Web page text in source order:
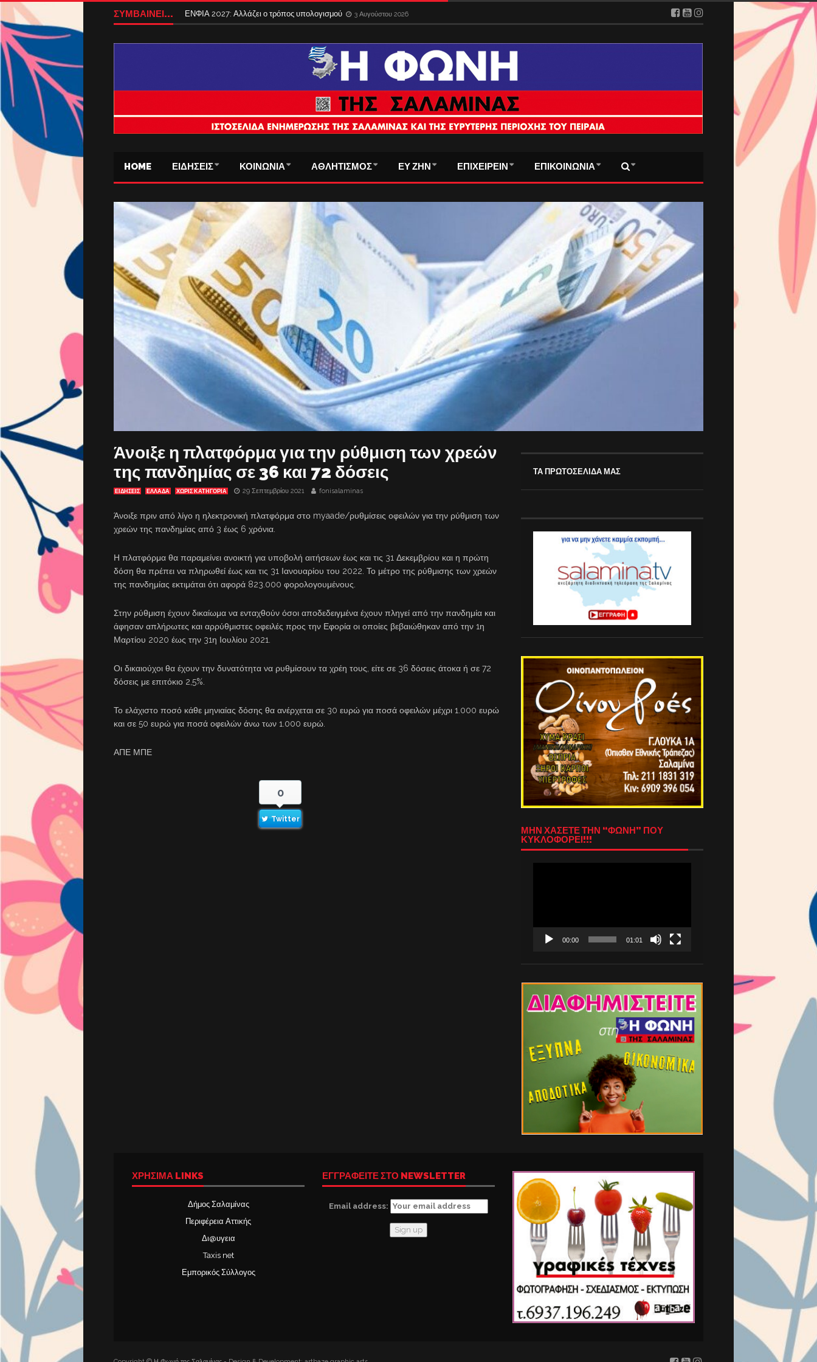
ΣΥΜΒΑΙΝΕΙ... ΕΝΦΙΑ 2027: Αλλάζει ο τρόπος υπολογισμού 3 Αυγούστου 2026
HOME ΕΙΔΗΣΕΙΣ ΚΟΙΝΩΝΙΑ ΑΘΛΗΤΙΣΜΟΣ ΕΥ ΖΗΝ ΕΠΙΧΕΙΡΕΙΝ ΕΠΙΚΟΙΝΩΝΙΑ
Άνοιξε η πλατφόρμα για την ρύθμιση των χρεών
της πανδημίας σε 36 και 72 δόσεις
ΕΙΔΗΣΕΙΣ ΕΛΛΑΔΑ ΧΩΡΊΣ ΚΑΤΗΓΟΡΊΑ 29 Σεπτεμβρίου 2021 fonisalaminas
Άνοιξε πριν από λίγο η ηλεκτρονική πλατφόρμα στο myaade/ρυθμίσεις οφειλών για την ρύθμιση των
χρεών της πανδημίας από 3 έως 6 χρόνια.
Η πλατφόρμα θα παραμείνει ανοικτή για υποβολή αιτήσεων έως και τις 31 Δεκεμβρίου και η πρώτη
δόση θα πρέπει να πληρωθεί έως και τις 31 Ιανουαρίου του 2022. Το μέτρο της ρύθμισης των χρεών
της πανδημίας εκτιμάται ότι αφορά 823.000 φορολογουμένους.
Στην ρύθμιση έχουν δικαίωμα να ενταχθούν όσοι αποδεδειγμένα έχουν πληγεί από την πανδημία και
άφησαν απλήρωτες και αρρύθμιστες οφειλές προς την Εφορία οι οποίες βεβαιώθηκαν από την 1η
Μαρτίου 2020 έως την 31η Ιουλίου 2021.
Οι δικαιούχοι θα έχουν την δυνατότητα να ρυθμίσουν τα χρέη τους, είτε σε 36 δόσεις άτοκα ή σε 72
δόσεις με επιτόκιο 2,5%.
Το ελάχιστο ποσό κάθε μηνιαίας δόσης θα ανέρχεται σε 30 ευρώ για ποσά οφειλών μέχρι 1.000 ευρώ
και σε 50 ευρώ για ποσά οφειλών άνω των 1.000 ευρώ.
ΑΠΕ ΜΠΕ
0
Twitter
ΤΑ ΠΡΩΤΟΣΕΛΙΔΑ ΜΑΣ
ΜΗΝ ΧΑΣΕΤΕ ΤΗΝ “ΦΩΝΗ” ΠΟΥ
ΚΥΚΛΟΦΟΡΕΙ!!!
00:00 01:01
ΧΡΉΣΙΜΑ LINKS
Δήμος Σαλαμίνας
Περιφέρεια Αττικής
Δι@υγεια
Taxis net
Εμπορικός Σύλλογος
ΕΓΓΡΑΦΕΙΤΕ ΣΤΟ NEWSLETTER
Email address: